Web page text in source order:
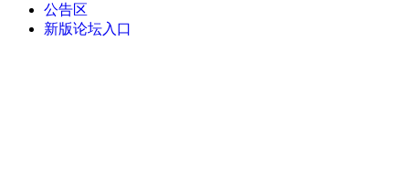
公告区
新版论坛入口